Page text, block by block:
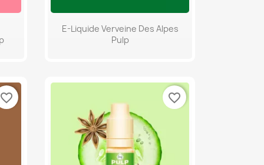
Aperçu rapide
E-Liquide Verveine Des Alpes
Pulp
favorite_border favorite_border